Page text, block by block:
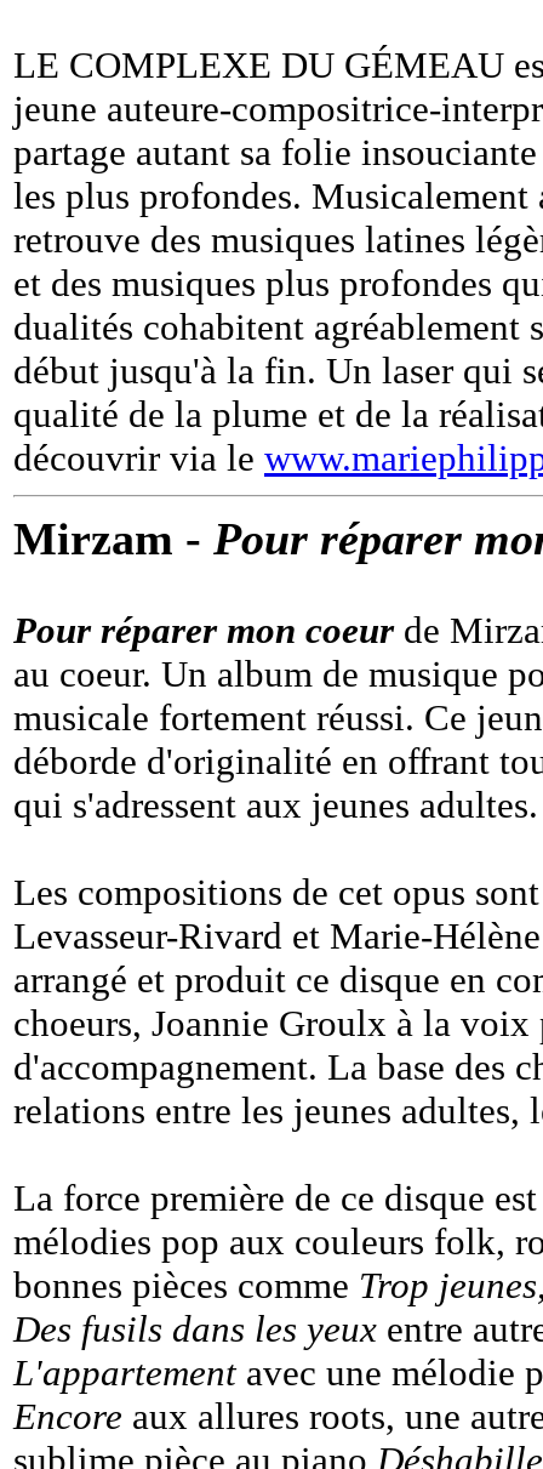
LE COMPLEXE DU GÉMEAU
jeune auteure-compositrice-
partage autant sa folie
les plus profondes.
retrouve des musiques latines
et des musiques plus profondes
dualités cohabitent agréablement
début jusqu'à la fin. Un laser qui
qualité de la plume et de la
découvrir via le
Mirzam - Pour réparer
Pour réparer mon coeurde
au coeur. Un album de musique
musicale fortement réussi. Ce
déborde d'originalité en offrant
qui s'adressent aux jeunes adultes.
Les compositions de cet opus
Levasseur-Rivard et Marie-
arrangé et produit ce disque en
choeurs, Joannie Groulx à la
d'accompagnement. La base des
relations entre les jeunes adultes,
La force première de ce disque
mélodies pop aux couleurs folk,
bonnes pièces comme Trop
Des fusils dans les yeux entre
L'appartementavec une mélodie
Encore aux allures roots, une
sublime pièce au piano